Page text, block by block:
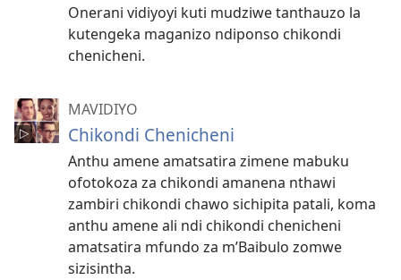
Onerani vidiyoyi kuti mudziwe tanthauzo la
kutengeka maganizo ndiponso chikondi
chenicheni.
MAVIDIYO
Chikondi Chenicheni
Anthu amene amatsatira zimene mabuku
ofotokoza za chikondi amanena nthawi
zambiri chikondi chawo sichipita patali, koma
anthu amene ali ndi chikondi chenicheni
amatsatira mfundo za m’Baibulo zomwe
sizisintha.